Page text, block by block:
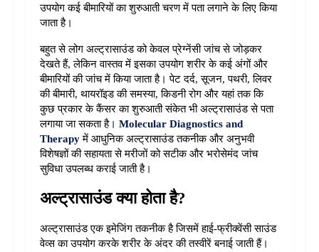
उपयोग कई बीमारियों का शुरुआती चरण में पता लगाने के लिए किया
जाता है।
बहुत से लोग अल्ट्रासाउंड को केवल प्रेग्नेंसी जांच से जोड़कर
देखते हैं, लेकिन वास्तव में इसका उपयोग शरीर के कई अंगों और
बीमारियों की जांच में किया जाता है। पेट दर्द, सूजन, पथरी, लिवर
की बीमारी, थायरॉइड की समस्या, किडनी रोग और यहां तक कि
कुछ प्रकार के कैंसर का शुरुआती संकेत भी अल्ट्रासाउंड से पता
लगाया जा सकता है। Molecular Diagnostics and
Therapy में आधुनिक अल्ट्रासाउंड तकनीक और अनुभवी
विशेषज्ञों की सहायता से मरीजों को सटीक और भरोसेमंद जांच
सुविधा उपलब्ध कराई जाती है।
अल्ट्रासाउंड क्या होता है?
अल्ट्रासाउंड एक इमेजिंग तकनीक है जिसमें हाई-फ्रीक्वेंसी साउंड
वेव्स का उपयोग करके शरीर के अंदर की तस्वीरें बनाई जाती हैं।